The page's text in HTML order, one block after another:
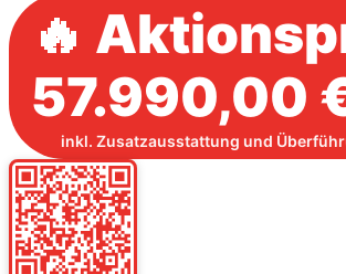
🔥
57.990,00
inkl. Zusatzausstattung und